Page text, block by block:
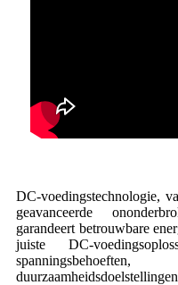
DC-voedingstechnologie,
geavanceerde
garandeert betrouwbare
juiste DC-